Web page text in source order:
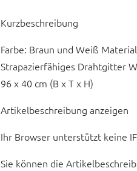
Kurzbeschreibung
Farbe: Braun und Weiß
Strapazierfähiges Drahtgitter
96 x 40 cm (B x T x H)
Artikelbeschreibung anzeigen
Ihr Browser unterstützt keine
Sie können die